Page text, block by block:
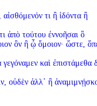
τι ἢ ἰδόντα ἢ
ἀπὸ τούτου ἐννοῆσαι ὃ
ὂν ἢ ᾧ ὅμοιον· ὥστε,
καὶ ἐπιστάμεθα
οὐδὲν ἀλλ᾽ ἢ